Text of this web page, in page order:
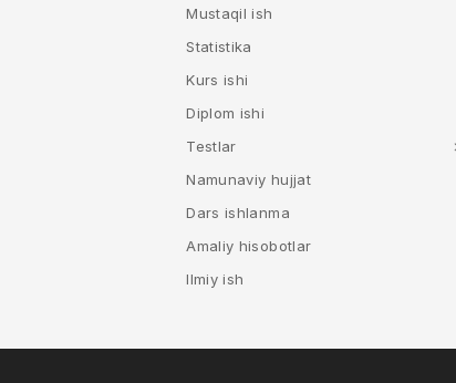
Mustaqil ish
Statistika
Kurs ishi
Diplom ishi
Testlar
Namunaviy hujjat
Dars ishlanma
Amaliy hisobotlar
Ilmiy ish